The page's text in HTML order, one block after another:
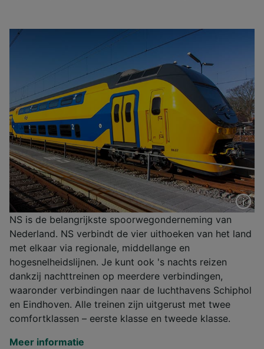
NS is de belangrijkste spoorwegonderneming van
Nederland. NS verbindt de vier uithoeken van het land
met elkaar via regionale, middellange en
hogesnelheidslijnen. Je kunt ook 's nachts reizen
dankzij nachttreinen op meerdere verbindingen,
waaronder verbindingen naar de luchthavens Schiphol
en Eindhoven. Alle treinen zijn uitgerust met twee
comfortklassen – eerste klasse en tweede klasse.
Meer informatie